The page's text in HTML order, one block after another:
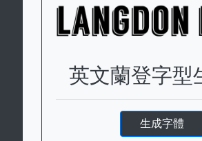
英文蘭登字型
生成字體